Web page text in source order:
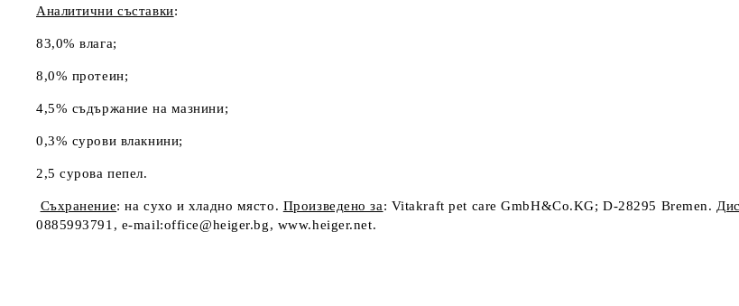
Аналитични съставки:
83,0% влага;
8,0% протеин;
4,5% съдържание на мазнини;
0,3% сурови влакнини;
2,5 сурова пепел.
Съхранение: на сухо и хладно място. Произведено за: Vitakraft pet care GmbH&Co.KG; D-28295 Bremen.
0885993791, e-mail:office@heiger.bg, www.heiger.net.